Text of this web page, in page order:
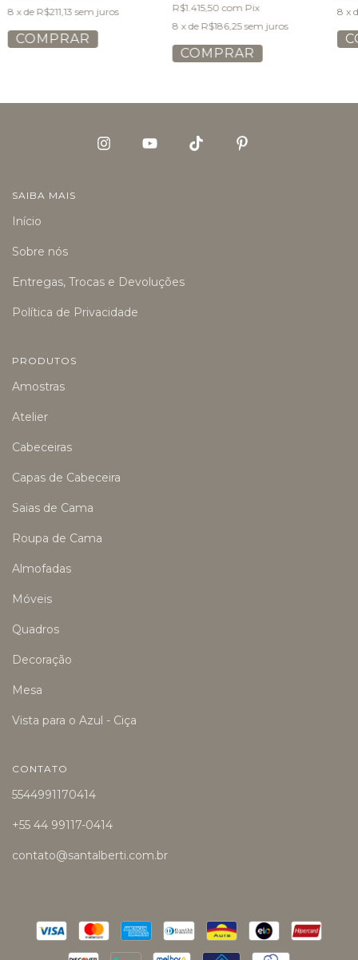
8 x de R$211,13 sem juros
COMPRAR
R$1.415,50com Pix
8 x de R$186,25 sem juros
COMPRAR
8 x
SAIBA MAIS
Início
Sobre nós
Entregas, Trocas e Devoluções
Política de Privacidade
PRODUTOS
Amostras
Atelier
Cabeceiras
Capas de Cabeceira
Saias de Cama
Roupa de Cama
Almofadas
Móveis
Quadros
Decoração
Mesa
Vista para o Azul - Ciça
CONTATO
5544991170414
+55 44 99117-0414
contato@santalberti.com.br